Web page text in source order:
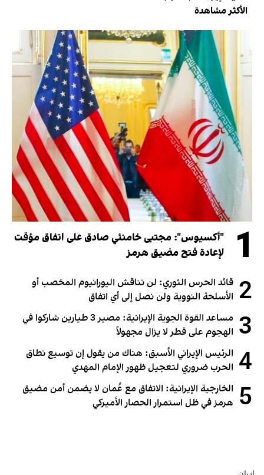
الأكثر مشاهدة
1
"أكسيوس": مجتبى خامنئي صادق على اتفاق مؤقت
لإعادة فتح مضيق هرمز
2 قائد الحرس الثوري: لن نناقش اليورانيوم المخصب أو
الأسلحة النووية ولن نصل إلى أي اتفاق
3
مساعد القوة الجوية الإيرانية: مصير 3 طيارين شاركوا في
الهجوم على قطر لا يزال مجهولاً
4 الرئيس الإيراني الأسبق: هناك من يقول إن توسيع نطاق
الحرب ضروري لتعجيل ظهور الإمام المهدي
5 الخارجية الإيرانية: الاتفاق مع عُمان لا يضمن أمن مضيق
هرمز في ظل استمرار الحصار الأميركي